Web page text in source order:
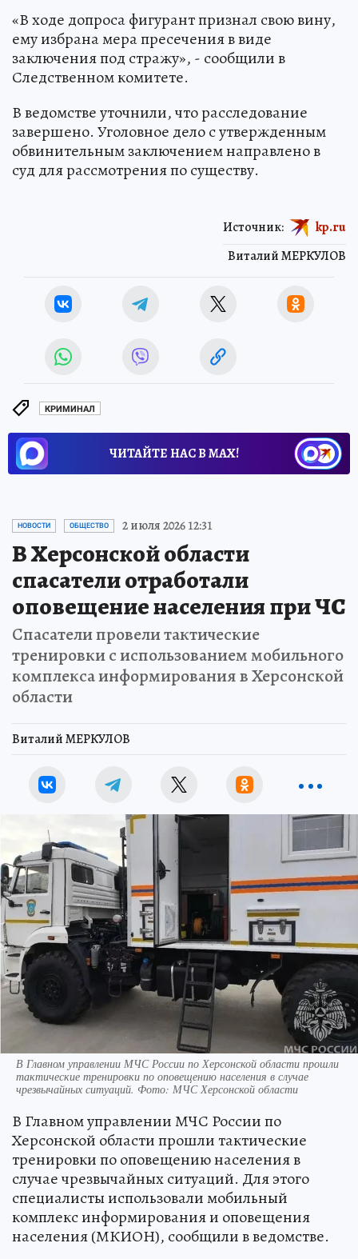
«В ходе допроса фигурант признал свою вину,
ему избрана мера пресечения в виде
заключения под стражу», - сообщили в
Следственном комитете.
В ведомстве уточнили, что расследование
завершено. Уголовное дело с утвержденным
обвинительным заключением направлено в
суд для рассмотрения по существу.
Виталий МЕРКУЛОВ
Источник: kp.ru
КРИМИНАЛ
ЧИТАЙТЕ НАС В МАХ!
НОВОСТИ ОБЩЕСТВО 2 июля 2026 12:31
В Херсонской области
спасатели отработали
оповещение населения при ЧС
Спасатели провели тактические
тренировки с использованием мобильного
комплекса информирования в Херсонской
области
Виталий МЕРКУЛОВ
В Главном управлении МЧС России по Херсонской области прошли
тактические тренировки по оповещению населения в случае
чрезвычайных ситуаций. Фото: МЧС Херсонской области
В Главном управлении МЧС России по
Херсонской области прошли тактические
тренировки по оповещению населения в
случае чрезвычайных ситуаций. Для этого
специалисты использовали мобильный
комплекс информирования и оповещения
населения (МКИОН), сообщили в ведомстве.